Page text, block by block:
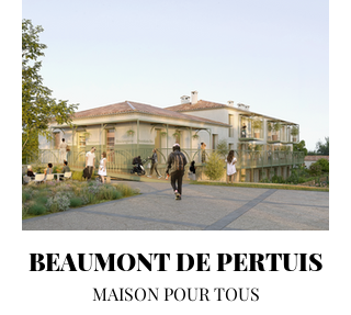
BEAUMONT DE PERTUIS
MAISON POUR TOUS